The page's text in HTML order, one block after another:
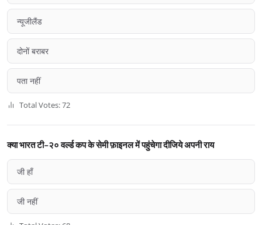
न्यूजीलैंड
दोनों बराबर
पता नहीं
Total Votes: 72
क्या भारत टी-२० वर्ल्ड कप के सेमी फ़ाइनल में पहुंचेगा दीजिये अपनी राय
जी हाँ
जी नहीं